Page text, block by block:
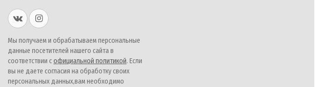
Мы получаем и обрабатываем персональные
данные посетителей нашего сайта в
соответствии софициальной политикой. Если
вы не даете согласия на обработку своих
персональных данных,вам необходимо